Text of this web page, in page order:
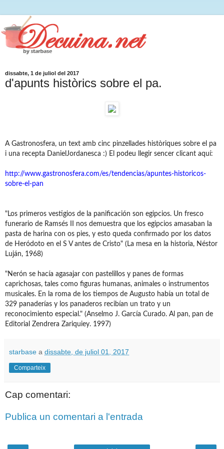
dissabte, 1 de juliol del 2017
d'apunts històrics sobre el pa.
A Gastronosfera, un text amb cinc pinzellades històriques sobre el pa
i una recepta DanielJordanesca :) El podeu llegir sencer clicant aquí:
http://www.gastronosfera.com/es/tendencias/apuntes-historicos-
sobre-el-pan
"Los primeros vestigios de la panificación son egipcios. Un fresco
funerario de Ramsés II nos demuestra que los egipcios amasaban la
pasta de harina con os pies, y esto queda confirmado por los datos
de Heródoto en el S V antes de Cristo" (La mesa en la historia, Néstor
Luján, 1968)
"Nerón se hacía agasajar con pastelillos y panes de formas
caprichosas, tales como figuras humanas, animales o instrumentos
musicales. En la roma de los tiempos de Augusto había un total de
329 panaderías y los panaderos recibían un trato y un
reconocimiento especial." (Anselmo J. García Curado. Al pan, pan de
Editorial Zendrera Zariquiey. 1997)
starbase a dissabte, de juliol 01, 2017
Comparteix
Cap comentari:
Publica un comentari a l'entrada